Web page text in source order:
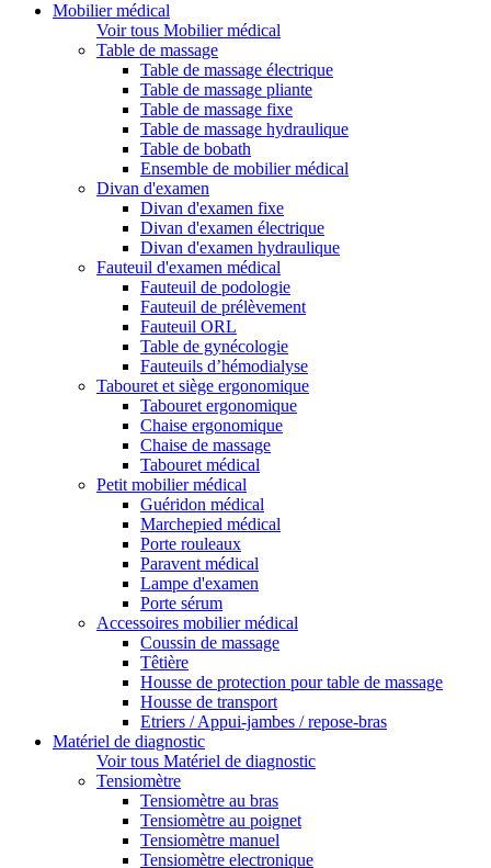
Mobilier médical
Voir tous Mobilier médical
Table de massage
Table de massage électrique
Table de massage pliante
Table de massage fixe
Table de massage hydraulique
Table de bobath
Ensemble de mobilier médical
Divan d'examen
Divan d'examen fixe
Divan d'examen électrique
Divan d'examen hydraulique
Fauteuil d'examen médical
Fauteuil de podologie
Fauteuil de prélèvement
Fauteuil ORL
Table de gynécologie
Fauteuils d’hémodialyse
Tabouret et siège ergonomique
Tabouret ergonomique
Chaise ergonomique
Chaise de massage
Tabouret médical
Petit mobilier médical
Guéridon médical
Marchepied médical
Porte rouleaux
Paravent médical
Lampe d'examen
Porte sérum
Accessoires mobilier médical
Coussin de massage
Têtière
Housse de protection pour table de massage
Housse de transport
Etriers / Appui-jambes / repose-bras
Matériel de diagnostic
Voir tous Matériel de diagnostic
Tensiomètre
Tensiomètre au bras
Tensiomètre au poignet
Tensiomètre manuel
Tensiomètre electronique